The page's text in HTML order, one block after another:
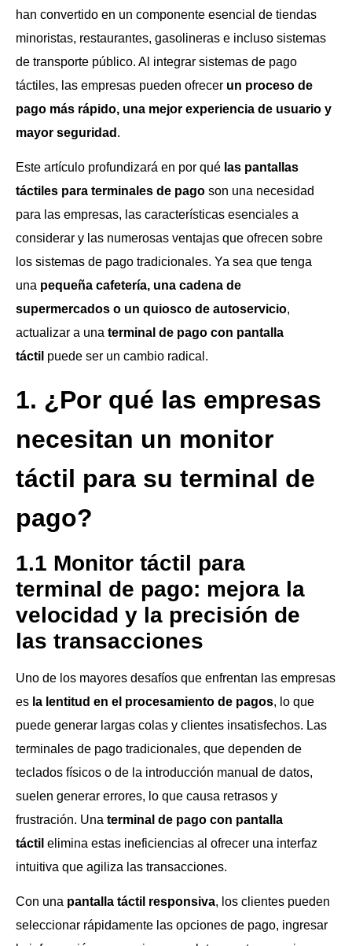
han convertido en un componente esencial de tiendas
minoristas, restaurantes, gasolineras e incluso sistemas
de transporte público. Al integrar sistemas de pago
táctiles, las empresas pueden ofrecer un proceso de
pago más rápido, una mejor experiencia de usuario y
mayor seguridad .
Este artículo profundizará en por qué las pantallas
táctiles para terminales de pago son una necesidad
para las empresas, las características esenciales a
considerar y las numerosas ventajas que ofrecen sobre
los sistemas de pago tradicionales. Ya sea que tenga
una pequeña cafetería, una cadena de
supermercados o un quiosco de autoservicio,
actualizar a una terminal de pago con pantalla
táctil puede ser un cambio radical.
1. ¿Por qué las empresas
necesitan un monitor
táctil para su terminal de
pago?
1.1 Monitor táctil para
terminal de pago: mejora la
velocidad y la precisión de
las transacciones
Uno de los mayores desafíos que enfrentan las empresas
es la lentitud en el procesamiento de pagos, lo que
puede generar largas colas y clientes insatisfechos. Las
terminales de pago tradicionales, que dependen de
teclados físicos o de la introducción manual de datos,
suelen generar errores, lo que causa retrasos y
frustración. Una terminal de pago con pantalla
táctil elimina estas ineficiencias al ofrecer una interfaz
intuitiva que agiliza las transacciones.
Con una pantalla táctil responsiva, los clientes pueden
seleccionar rápidamente las opciones de pago, ingresar